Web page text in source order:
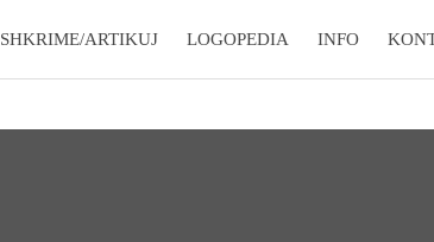
SHKRIME/ARTIKUJ LOGOPEDIA INFO